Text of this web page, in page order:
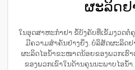
ຜະລິດຢ
ໃນອຸດສາຫະກຳຢາ ຂໍ້ບັງຄັບທີ່ເຂັ້ມງວດຕໍ່
ມີຄວາມສຳຄັນຢ່າງຍິ່ງ. ບໍລິສັດຜະລິດຢ
ຜະລິດໄອນ້ຳຂະໜາດນ້ອຍຂອງພວກເຮົາ
ຂອງພວກເຂົາໃນດ້ານຄຸນນະພາບໄອນ້ຳ